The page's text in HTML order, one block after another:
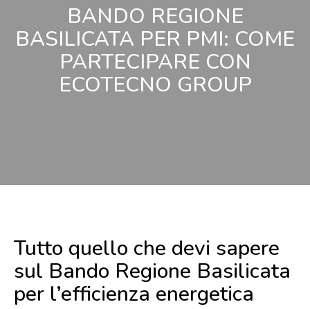
BANDO REGIONE
BASILICATA PER PMI: COME
PARTECIPARE CON
ECOTECNO GROUP
Tutto quello che devi sapere
sul Bando Regione Basilicata
per l’efficienza energetica